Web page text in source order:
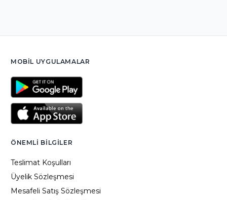
MOBIL UYGULAMALAR
ÖNEMLI BILGILER
Teslimat Koşulları
Üyelik Sözleşmesi
Mesafeli Satış Sözleşmesi